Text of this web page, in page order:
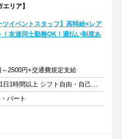
リア】
ツイベントスタッフ】高時給×レア
！友達同士勤務OK！週払い制度あ
2500円+交通費規定支給
週1日以上 1日1時間以上 シフト自由・自己申告
パート